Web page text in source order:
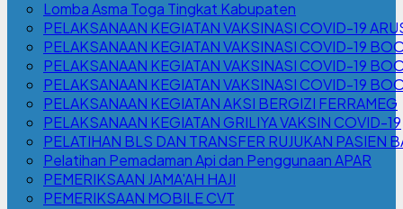
Lomba Asma Toga Tingkat Kabupaten
PELAKSANAAN KEGIATAN VAKSINASI COVID-19
PELAKSANAAN KEGIATAN VAKSINASI COVID-19
PELAKSANAAN KEGIATAN VAKSINASI COVID-19
PELAKSANAAN KEGIATAN VAKSINASI COVID-19
PELAKSANAAN KEGIATAN AKSI BERGIZI FERRAMEG
PELAKSANAAN KEGIATAN GRILIYA VAKSIN COVID-19
PELATIHAN BLS DAN TRANSFER RUJUKAN PASIEN
Pelatihan Pemadaman Api dan Penggunaan APAR
PEMERIKSAAN JAMA'AH HAJI
PEMERIKSAAN MOBILE CVT